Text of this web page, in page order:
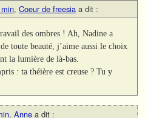
, Coeur de freesia a dit :
des ombres ! Ah, Nadine a
toute beauté, j’aime aussi le choix
la lumière de là-bas.
: ta théière est creuse ? Tu y
, Anne a dit :